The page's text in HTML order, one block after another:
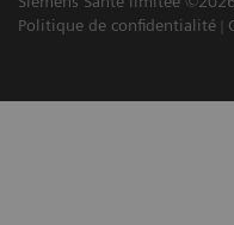
Politique de confidentialité